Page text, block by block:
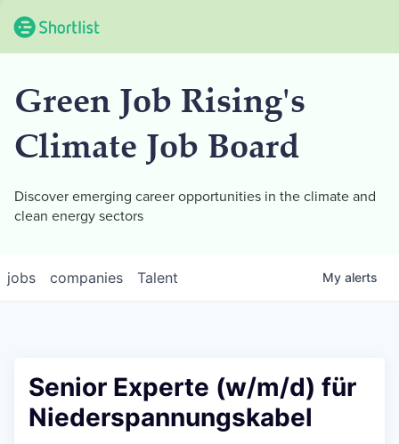
Green Job Rising's
Climate Job Board
Discover emerging career opportunities in the climate and
clean energy sectors
jobs companies Talent My alerts
Senior Experte (w/m/d) für
Niederspannungskabel